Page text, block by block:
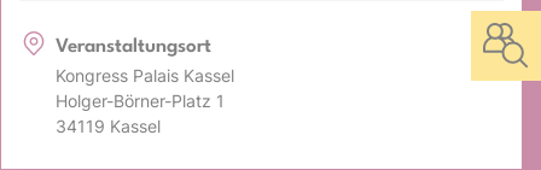
Veranstaltungsort
Kongress Palais Kassel
Holger-Börner-Platz 1
34119 Kassel